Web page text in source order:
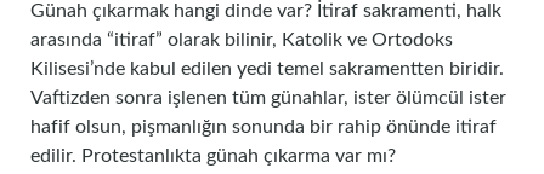
Günah çıkarmak hangi dinde var? İtiraf sakramenti, halk
arasında “itiraf” olarak bilinir, Katolik ve Ortodoks
Kilisesi’nde kabul edilen yedi temel sakramentten biridir.
Vaftizden sonra işlenen tüm günahlar, ister ölümcül ister
hafif olsun, pişmanlığın sonunda bir rahip önünde itiraf
edilir. Protestanlıkta günah çıkarma var mı?